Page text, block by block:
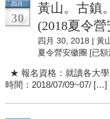
四月
30
黃山。古鎮
(2018夏令
四月 30, 2018 | 黃
夏令營安徽團 [已
★ 報名資格：就讀各大
時間：2018/07/09~07/ […]